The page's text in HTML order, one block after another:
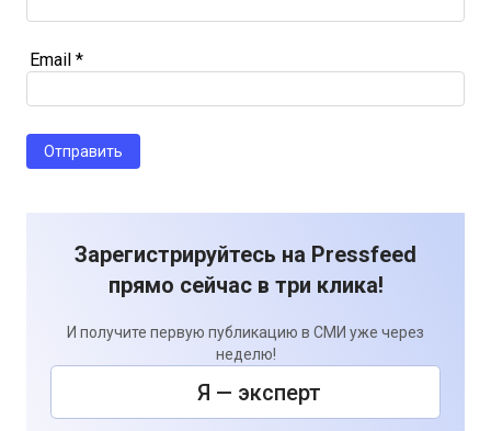
Email *
Зарегистрируйтесь на Pressfeed
прямо сейчас в три клика!
И получите первую публикацию в СМИ уже через
неделю!
Я — эксперт